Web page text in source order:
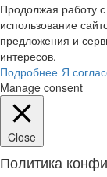
Продолжая работу
использование
предложения и
интересов.
Подробнее Я
Manage consent
Close
Политика